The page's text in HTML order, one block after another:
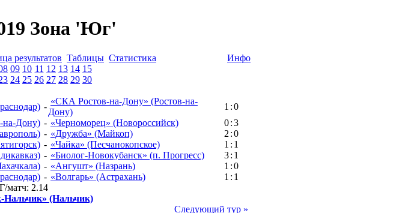
Зона 'Юг'
результатов Таблицы Статистика
Инфо
09 10 11 12 13 14 15
24 25 26 27 28 29 30
-
«СКА Ростов-на-Дону» (Ростов-на-
Дону)
1 :0
на-Дону) - «Черноморец» (Новороссийск) 0:3
- «Дружба» (Майкоп) 2 :0
- «Чайка» (Песчанокопское) 1 : 1
- «Биолог-Новокубанск» (п. Прогресс) 3: 1
- «Ангушт» (Назрань) 1 :0
- «Волгарь» (Астрахань) 1 : 1
2.14
Нальчик» (Нальчик)
Следующий тур »